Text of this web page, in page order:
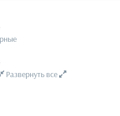
Развернуть все